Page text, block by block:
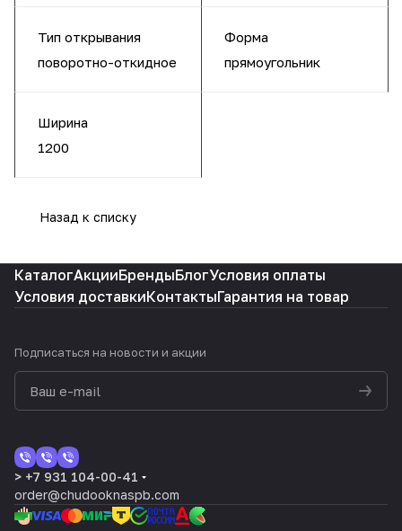
Тип открывания
поворотно-откидное
Форма
прямоугольник
Ширина
1200
Назад к списку
КаталогАкцииБрендыБлогУсловия оплаты
Условия доставкиКонтактыГарантия на товар
Подписаться на новости и акции
> +7 931 104-00-41
order@chudooknaspb.com